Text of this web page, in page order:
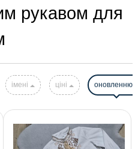
рукавом для
імені ціні оновленню